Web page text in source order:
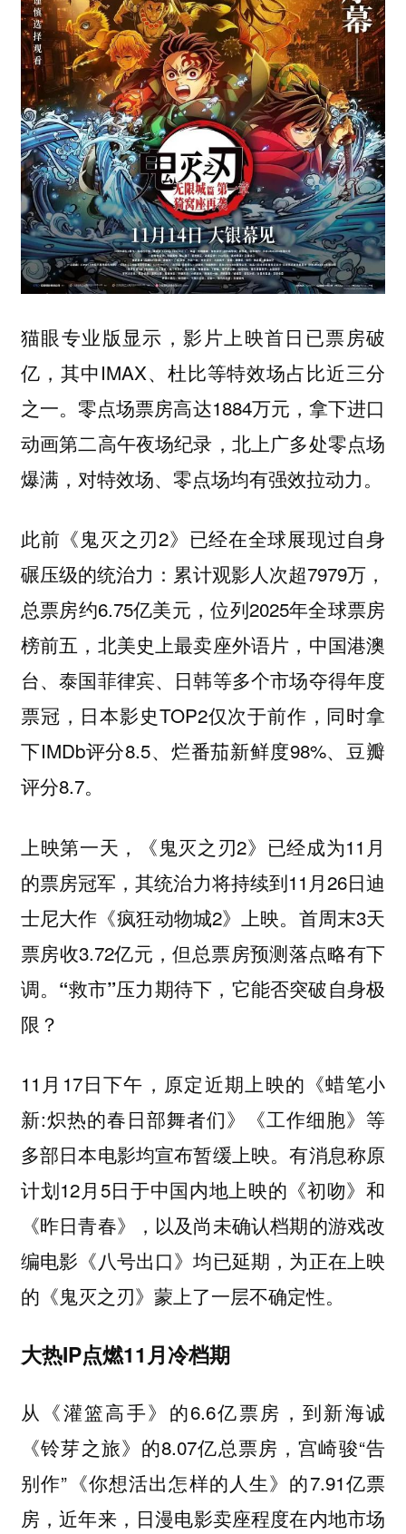
猫眼专业版显示，影片上映首日已票房破
亿，其中IMAX、杜比等特效场占比近三分
之一。零点场票房高达1884万元，拿下进口
动画第二高午夜场纪录，北上广多处零点场
爆满，对特效场、零点场均有强效拉动力。
此前《鬼灭之刃2》已经在全球展现过自身
碾压级的统治力 ：累计观影人次超7979万，
总票房约6.75亿美元，位列2025年全球票房
榜前五，北美史上最卖座外语片，中国港澳
台、泰国菲律宾、日韩等多个市场夺得年度
票冠，日本影史TOP2仅次于前作，同时拿
下IMDb评分8.5、烂番茄新鲜度98%、豆瓣
评分8.7。
上映第一天，《鬼灭之刃2》已经成为11月
的票房冠军，其统治力将持续到11月26日迪
士尼大作《疯狂动物城2》上映。首周末3天
票房收3.72亿元，但总票房预测落点略有下
调。 “救市”压力期待下，它能否突破自身极
限？
11月17日下午，原定近期上映的《蜡笔小
新:炽热的春日部舞者们》《工作细胞》等
多部日本电影均宣布暂缓上映。有消息称原
计划12月5日于中国内地上映的《初吻》和
《昨日青春》，以及尚未确认档期的游戏改
编电影《八号出口》均已延期，为正在上映
的《鬼灭之刃》蒙上了一层不确定性。
大热IP点燃11月冷档期
从《灌篮高手》的6.6亿票房，到新海诚
《铃芽之旅》的8.07亿总票房，宫崎骏“告
别作”《你想活出怎样的人生》的7.91亿票
房，近年来，日漫电影卖座程度在内地市场